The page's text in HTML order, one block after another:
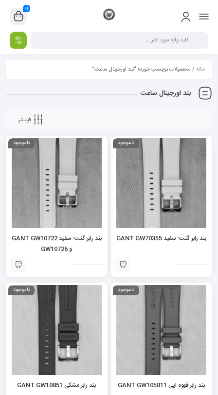
0
خانه/ محصولات برچسب خورده “بند اورجینال ساعت”
بند اورجینال ساعت
فیلـتر
ناموجود
بند رابر گنت: سفید GANT GW70355
ناموجود
بند رابر گنت: سفید GANT GW10722
و GW10726
ناموجود
بند رابر قهوه ایی GANT GW105811
ناموجود
بند رابر مشکی GANT GW10851